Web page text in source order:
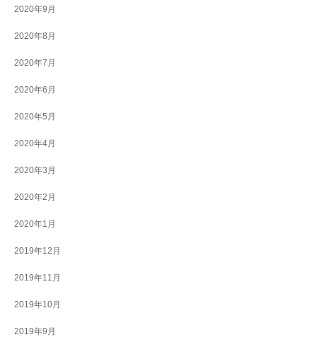
2020年9月
2020年8月
2020年7月
2020年6月
2020年5月
2020年4月
2020年3月
2020年2月
2020年1月
2019年12月
2019年11月
2019年10月
2019年9月